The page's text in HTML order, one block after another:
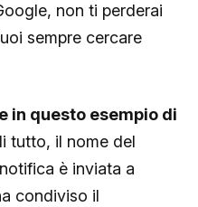
non ti perderai
sempre cercare
in questo esempio di
tutto, il nome del
è inviata a
condiviso il